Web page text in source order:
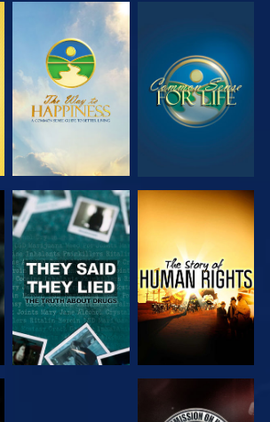
SE SE
SE SE